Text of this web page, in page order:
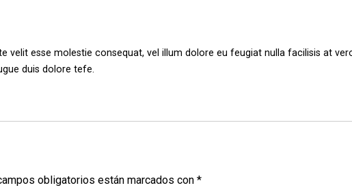
velit esse molestie consequat, vel illum dolore eu feugiat nulla facilisis at
duis dolore tefe.
obligatorios están marcados con *